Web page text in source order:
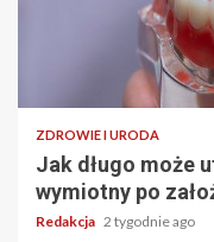
ZDROWIE I URODA
Jak długo może
wymiotny po
Redakcja 2 tygodnie ago